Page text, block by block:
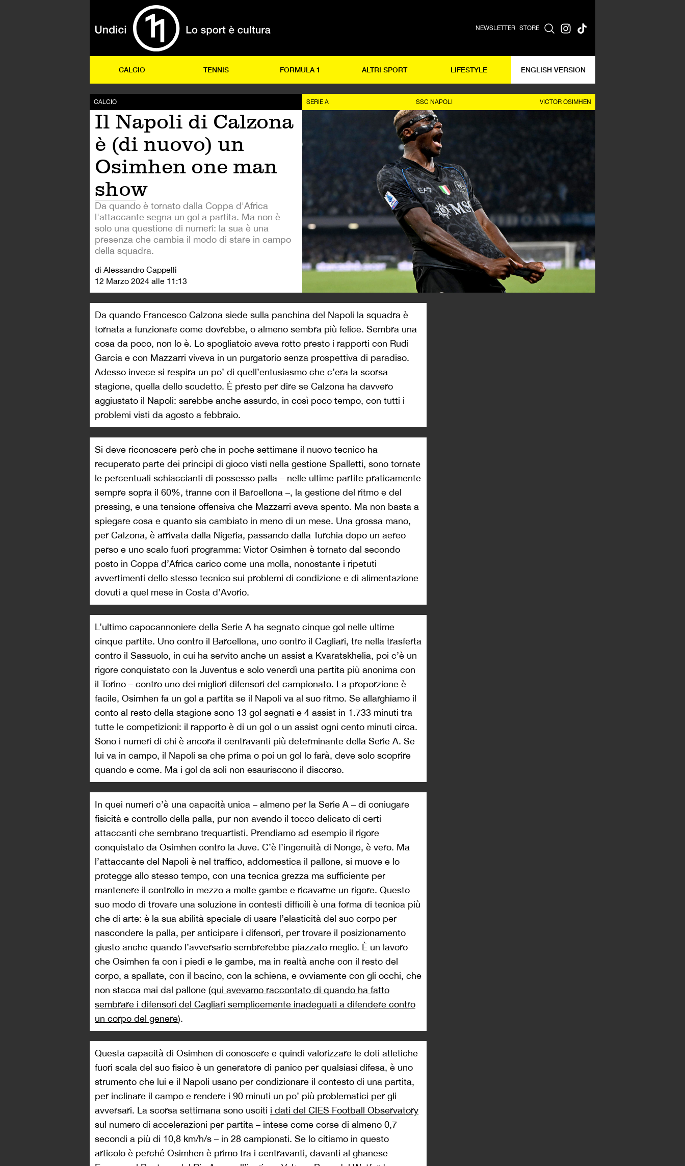
NEWSLETTER STORE
CALCIO TENNIS FORMULA 1 ALTRI SPORT LIFESTYLE ENGLISH VERSION
CALCIO
Il Napoli di Calzona
è (di nuovo) un
Osimhen one man
show
Da quando è tornato dalla Coppa d'Africa
l'attaccante segna un gol a partita. Ma non è
solo una questione di numeri: la sua è una
presenza che cambia il modo di stare in campo
della squadra.
di Alessandro Cappelli
12 Marzo 2024 alle 11:13
SERIE A SSC NAPOLI VICTOR OSIMHEN
Da quando Francesco Calzona siede sulla panchina del Napoli la squadra è
tornata a funzionare come dovrebbe, o almeno sembra più felice. Sembra una
cosa da poco, non lo è. Lo spogliatoio aveva rotto presto i rapporti con Rudi
Garcia e con Mazzarri viveva in un purgatorio senza prospettiva di paradiso.
Adesso invece si respira un po’ di quell’entusiasmo che c’era la scorsa
stagione, quella dello scudetto. È presto per dire se Calzona ha davvero
aggiustato il Napoli: sarebbe anche assurdo, in così poco tempo, con tutti i
problemi visti da agosto a febbraio.
Si deve riconoscere però che in poche settimane il nuovo tecnico ha
recuperato parte dei principi di gioco visti nella gestione Spalletti, sono tornate
le percentuali schiaccianti di possesso palla – nelle ultime partite praticamente
sempre sopra il 60%, tranne con il Barcellona –, la gestione del ritmo e del
pressing, e una tensione offensiva che Mazzarri aveva spento. Ma non basta a
spiegare cosa e quanto sia cambiato in meno di un mese. Una grossa mano,
per Calzona, è arrivata dalla Nigeria, passando dalla Turchia dopo un aereo
perso e uno scalo fuori programma: Victor Osimhen è tornato dal secondo
posto in Coppa d’Africa carico come una molla, nonostante i ripetuti
avvertimenti dello stesso tecnico sui problemi di condizione e di alimentazione
dovuti a quel mese in Costa d’Avorio.
L’ultimo capocannoniere della Serie A ha segnato cinque gol nelle ultime
cinque partite. Uno contro il Barcellona, uno contro il Cagliari, tre nella trasferta
contro il Sassuolo, in cui ha servito anche un assist a Kvaratskhelia, poi c’è un
rigore conquistato con la Juventus e solo venerdì una partita più anonima con
il Torino – contro uno dei migliori difensori del campionato. La proporzione è
facile, Osimhen fa un gol a partita se il Napoli va al suo ritmo. Se allarghiamo il
conto al resto della stagione sono 13 gol segnati e 4 assist in 1.733 minuti tra
tutte le competizioni: il rapporto è di un gol o un assist ogni cento minuti circa.
Sono i numeri di chi è ancora il centravanti più determinante della Serie A. Se
lui va in campo, il Napoli sa che prima o poi un gol lo farà, deve solo scoprire
quando e come. Ma i gol da soli non esauriscono il discorso.
In quei numeri c’è una capacità unica – almeno per la Serie A – di coniugare
fisicità e controllo della palla, pur non avendo il tocco delicato di certi
attaccanti che sembrano trequartisti. Prendiamo ad esempio il rigore
conquistato da Osimhen contro la Juve. C’è l’ingenuità di Nonge, è vero. Ma
l’attaccante del Napoli è nel traffico, addomestica il pallone, si muove e lo
protegge allo stesso tempo, con una tecnica grezza ma sufficiente per
mantenere il controllo in mezzo a molte gambe e ricavarne un rigore. Questo
suo modo di trovare una soluzione in contesti difficili è una forma di tecnica più
che di arte: è la sua abilità speciale di usare l’elasticità del suo corpo per
nascondere la palla, per anticipare i difensori, per trovare il posizionamento
giusto anche quando l’avversario sembrerebbe piazzato meglio. È un lavoro
che Osimhen fa con i piedi e le gambe, ma in realtà anche con il resto del
corpo, a spallate, con il bacino, con la schiena, e ovviamente con gli occhi, che
non stacca mai dal pallone (qui avevamo raccontato di quando ha fatto
sembrare i difensori del Cagliari semplicemente inadeguati a difendere contro
un corpo del genere).
Questa capacità di Osimhen di conoscere e quindi valorizzare le doti atletiche
fuori scala del suo fisico è un generatore di panico per qualsiasi difesa, è uno
strumento che lui e il Napoli usano per condizionare il contesto di una partita,
per inclinare il campo e rendere i 90 minuti un po’ più problematici per gli
avversari. La scorsa settimana sono usciti i dati del CIES Football Observatory
sul numero di accelerazioni per partita – intese come corse di almeno 0,7
secondi a più di 10,8 km/h/s – in 28 campionati. Se lo citiamo in questo
articolo è perché Osimhen è primo tra i centravanti, davanti al ghanese